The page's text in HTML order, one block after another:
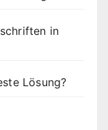
in
Lösung?